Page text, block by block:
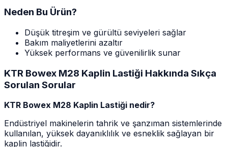
Neden Bu Ürün?
Düşük titreşim ve gürültü seviyeleri sağlar
Bakım maliyetlerini azaltır
Yüksek performans ve güvenilirlik sunar
KTR Bowex M28 Kaplin Lastiği Hakkında Sıkça
Sorulan Sorular
KTR Bowex M28 Kaplin Lastiği nedir?
Endüstriyel makinelerin tahrik ve şanzıman sistemlerinde
kullanılan, yüksek dayanıklılık ve esneklik sağlayan bir
kaplin lastiğidir.